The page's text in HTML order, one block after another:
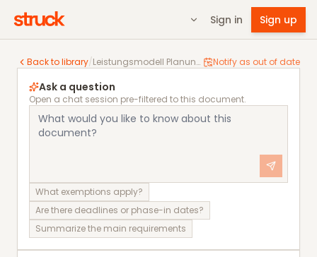
Sign in Sign up
Back to library/ Leistungsmodell Planung und Beratung Notify as out of date
Leistungsmodell Planung und Beratung
Ask a question
Open a chat session pre-filtered to this document.
What exemptions apply?
Are there deadlines or phase-in dates?
Summarize the main requirements